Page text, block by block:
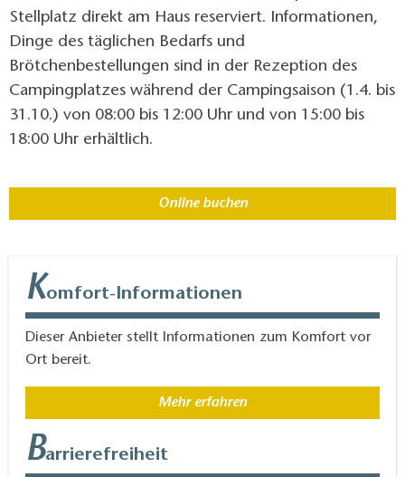
Stellplatz direkt am Haus reserviert. Informationen,
Dinge des täglichen Bedarfs und
Brötchenbestellungen sind in der Rezeption des
Campingplatzes während der Campingsaison (1.4. bis
31.10.) von 08:00 bis 12:00 Uhr und von 15:00 bis
18:00 Uhr erhältlich.
Online buchen
Komfort-Informationen
Dieser Anbieter stellt Informationen zum Komfort vor
Ort bereit.
Mehr erfahren
Barrierefreiheit